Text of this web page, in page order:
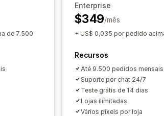
personalizados
o GDPR
de 7.500
Enterprise
$349/mês
+ US$ 0,035 por pedido
Recursos
Até 9.500 pedidos mensais
Suporte por chat 24/7
Teste grátis de 14 dias
Lojas ilimitadas
Vários pixels por loja